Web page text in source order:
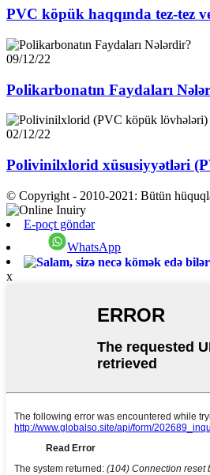
PVC köpük haqqında tez-tez
09/12/22
Polikarbonatın Faydaları
02/12/22
Polivinilxlorid xüsusiyyətləri
© Copyright - 2010-2021: Bütün
E-poçt göndər
WhatsApp
x